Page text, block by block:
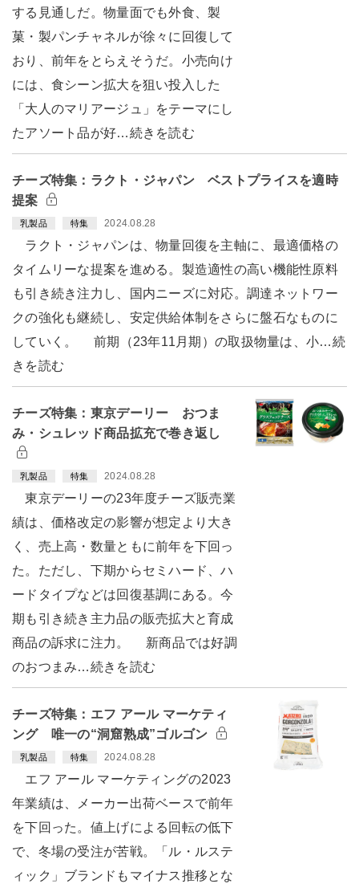
する見通しだ。物量面でも外食、製
菓・製パンチャネルが徐々に回復して
おり、前年をとらえそうだ。小売向け
には、食シーン拡大を狙い投入した
「大人のマリアージュ」をテーマにし
たアソート品が好…続きを読む
チーズ特集：ラクト・ジャパン ベストプライスを適時
提案
乳製品 特集 2024.08.28
ラクト・ジャパンは、物量回復を主軸に、最適価格の
タイムリーな提案を進める。製造適性の高い機能性原料
も引き続き注力し、国内ニーズに対応。調達ネットワー
クの強化も継続し、安定供給体制をさらに盤石なものに
していく。 前期（23年11月期）の取扱物量は、小…続
きを読む
チーズ特集：東京デーリー おつま
み・シュレッド商品拡充で巻き返し
乳製品 特集 2024.08.28
東京デーリーの23年度チーズ販売業
績は、価格改定の影響が想定より大き
く、売上高・数量ともに前年を下回っ
た。ただし、下期からセミハード、ハ
ードタイプなどは回復基調にある。今
期も引き続き主力品の販売拡大と育成
商品の訴求に注力。 新商品では好調
のおつまみ…続きを読む
チーズ特集：エフ アール マーケティ
ング 唯一の“洞窟熟成”ゴルゴン
乳製品 特集 2024.08.28
エフ アール マーケティングの2023
年業績は、メーカー出荷ベースで前年
を下回った。値上げによる回転の低下
で、冬場の受注が苦戦。「ル・ルステ
ィック」ブランドもマイナス推移とな